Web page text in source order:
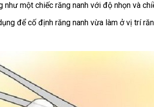
như một chiếc răng nanh với độ nhọn và
để cố định răng nanh vừa làm ở vị trí